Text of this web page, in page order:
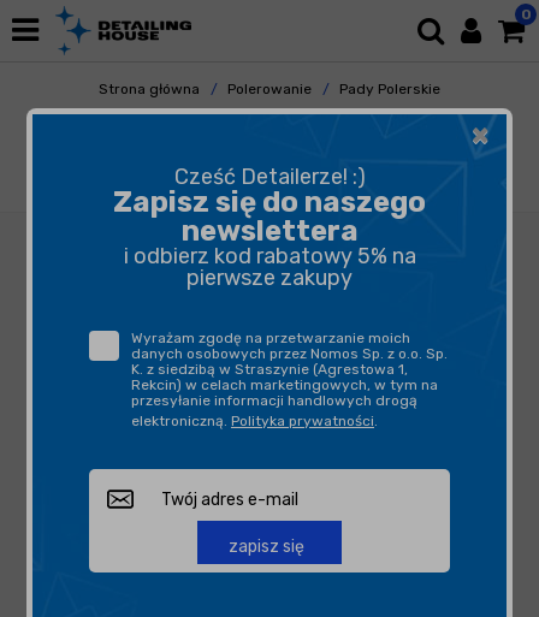
0
Strona główna Polerowanie
Pady Polerskie
Gąbki Polerskie
75/90/25mm
×
Cześć Detailerze! :)
Zapisz się do naszego
newslettera
i odbierz kod rabatowy 5% na
pierwsze zakupy
Wyrażam zgodę na przetwarzanie moich
danych osobowych przez Nomos Sp. z o.o. Sp.
K. z siedzibą w Straszynie (Agrestowa 1,
Rekcin) w celach marketingowych, w tym na
przesyłanie informacji handlowych drogą
elektroniczną. Polityka prywatności.
zapisz się